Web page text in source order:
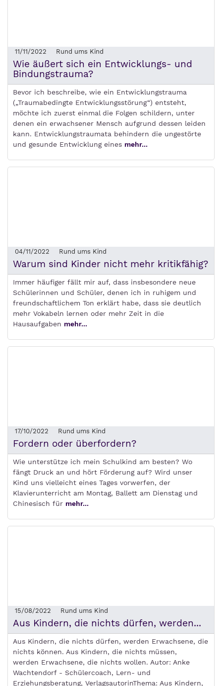
11/11/2022 Rund ums Kind
Wie äußert sich ein Entwicklungs- und
Bindungstrauma?
Bevor ich beschreibe, wie ein Entwicklungstrauma
(„Traumabedingte Entwicklungsstörung“) entsteht,
möchte ich zuerst einmal die Folgen schildern, unter
denen ein erwachsener Mensch aufgrund dessen leiden
kann. Entwicklungstraumata behindern die ungestörte
und gesunde Entwicklung eines mehr...
04/11/2022 Rund ums Kind
Warum sind Kinder nicht mehr kritikfähig?
Immer häufiger fällt mir auf, dass insbesondere neue
Schülerinnen und Schüler, denen ich in ruhigem und
freundschaftlichem Ton erklärt habe, dass sie deutlich
mehr Vokabeln lernen oder mehr Zeit in die
Hausaufgaben mehr...
17/10/2022 Rund ums Kind
Fordern oder überfordern?
Wie unterstütze ich mein Schulkind am besten? Wo
fängt Druck an und hört Förderung auf? Wird unser
Kind uns vielleicht eines Tages vorwerfen, der
Klavierunterricht am Montag, Ballett am Dienstag und
Chinesisch für mehr...
15/08/2022 Rund ums Kind
Aus Kindern, die nichts dürfen, werden...
Aus Kindern, die nichts dürfen, werden Erwachsene, die
nichts können. Aus Kindern, die nichts müssen,
werden Erwachsene, die nichts wollen. Autor: Anke
Wachtendorf - Schülercoach, Lern- und
Erziehungsberatung, VerlagsautorinThema: Aus Kindern,